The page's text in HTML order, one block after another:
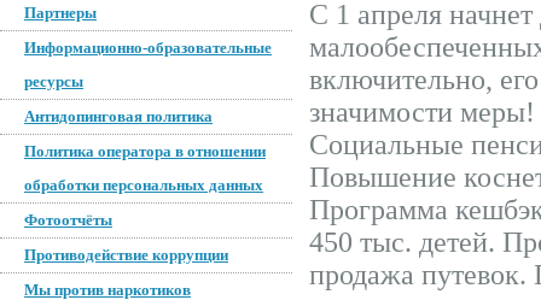
Партнеры
Информационно-образовательные
ресурсы
Антидопинговая политика
Политика оператора в отношении
обработки персональных данных
Фотоотчёты
Противодействие коррупции
Мы против наркотиков
С 1 апреля
включительно,
значимости меры!
Социальные
Повышение
Программа
450 тыс. детей.
продажа путевок.